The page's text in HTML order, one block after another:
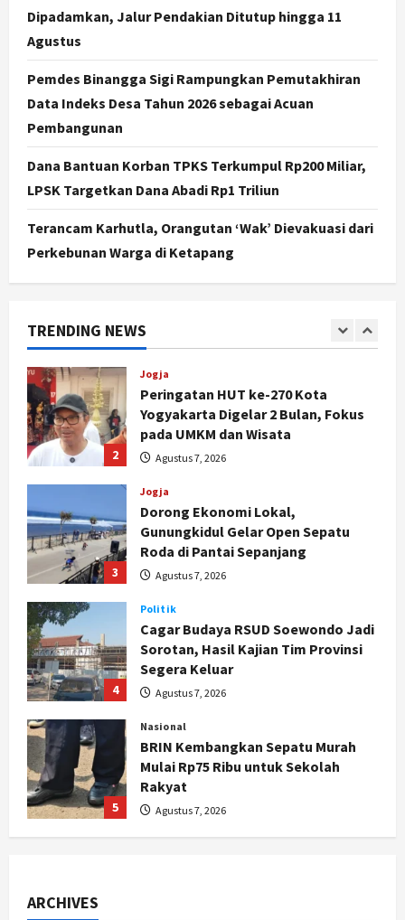
Dipadamkan, Jalur Pendakian Ditutup hingga 11
Agustus
Pemdes Binangga Sigi Rampungkan Pemutakhiran
Data Indeks Desa Tahun 2026 sebagai Acuan
Pembangunan
Dana Bantuan Korban TPKS Terkumpul Rp200 Miliar,
LPSK Targetkan Dana Abadi Rp1 Triliun
Terancam Karhutla, Orangutan ‘Wak’ Dievakuasi dari
Perkebunan Warga di Ketapang
TRENDING NEWS
Agustus 7, 2026
5
BRIN Kembangkan Sepatu Murah
Mulai Rp75 Ribu untuk Sekolah
Rakyat
Politik
Hari Jadi Pati ke-703 Jadi
Momentum Kemajuan, Ini Pesan Ali
Badrudin
Agustus 8, 2026
pada UMKM dan Wisata
Jogja
Dorong Ekonomi Lokal,
Gunungkidul Gelar Open Sepatu
Roda di Pantai Sepanjang
Politik
Cagar Budaya RSUD Soewondo Jadi
Sorotan, Hasil Kajian Tim Provinsi
Segera Keluar
Nasional
BRIN Kembangkan Sepatu Murah
Mulai Rp75 Ribu untuk Sekolah
Rakyat
Politik
Hari Jadi Pati ke-703 Jadi
Momentum Kemajuan, Ini Pesan Ali
Badrudin
ARCHIVES